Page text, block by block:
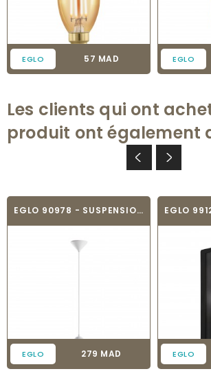
EGLO Prix
57 MAD EGLO
Les clients qui ont
produit ont également
EGLO 90978 - SUSPENSION - ALBANY
EGLO Prix
279 MAD EGLO